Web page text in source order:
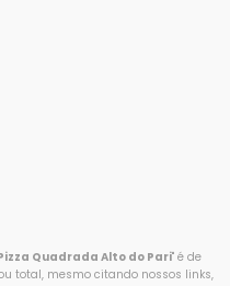
Quadrada Alto do Pari" é de
total, mesmo citando nossos links,